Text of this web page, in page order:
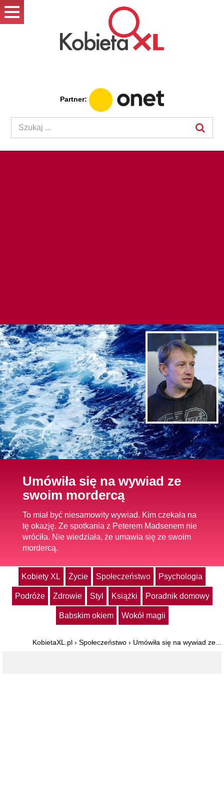
Partner:
Umówiła się na wywiad ze
swoim mordercą
To miał być niesamowity wywiad. Kim czekała na
tę okazję. Ze spotkania z Peterem Madsenem nie
wróciła. Nie wiedziała, że umawia się ze swoim
mordercą.
Kobiety XL Życie Społeczeństwo Psychologia
Podróże Zdrowie Styl Książki Poradnik domowy
Babskim okiem Wokół magii
KobietaXL.pl › Społeczeństwo › Umówiła się na wywiad ze...